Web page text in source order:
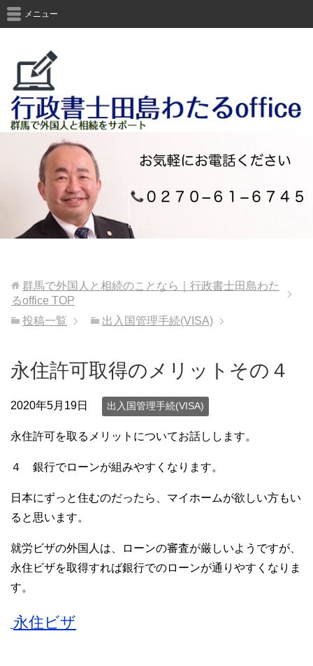
メニュー
群馬で外国人と相続のことなら｜行政書士田島わた
るoffice TOP
投稿一覧
出入国管理手続(VISA)
永住許可取得のメリットその４
2020年5月19日 出入国管理手続(VISA)
永住許可を取るメリットについてお話しします。
４ 銀行でローンが組みやすくなります。
日本にずっと住むのだったら、マイホームが欲しい方もい
ると思います。
就労ビザの外国人は、ローンの審査が厳しいようですが、
永住ビザを取得すれば銀行でのローンが通りやすくなりま
す。
永住ビザ